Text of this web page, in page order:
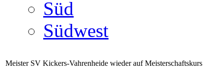
Süd
Südwest
Meister SV Kickers-Vahrenheide wieder auf Meisterschaftskurs